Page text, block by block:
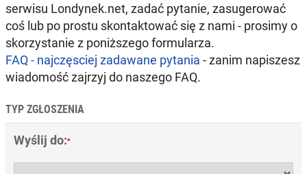
serwisu Londynek.net, zadać pytanie, zasugerować
coś lub po prostu skontaktować się z nami - prosimy o
skorzystanie z poniższego formularza.
FAQ - najczęsciej zadawane pytania - zanim napiszesz
wiadomość zajrzyj do naszego FAQ.
TYP ZGŁOSZENIA
Wyślij do:*